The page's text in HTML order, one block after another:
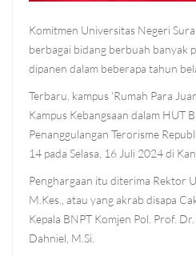
Komitmen Universitas Negeri
berbagai bidang berbuah banyak
dipanen dalam beberapa tahun
Terbaru, kampus 'Rumah Para
Kampus Kebangsaan dalam HUT
Penanggulangan Terorisme
14 pada Selasa, 16 Juli 2024 di
Penghargaan itu diterima Rektor
M.Kes., atau yang akrab disapa
Kepala BNPT Komjen Pol. Prof.
Dahniel, M.Si.